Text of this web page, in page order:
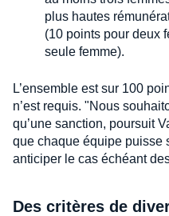
plus hautes
(10 points pour deux
seule femme).
L’ensemble est sur 100
n’est requis. "Nous
qu’une sanction, poursuit
que chaque équipe puisse
anticiper le cas échéant
Des critères de